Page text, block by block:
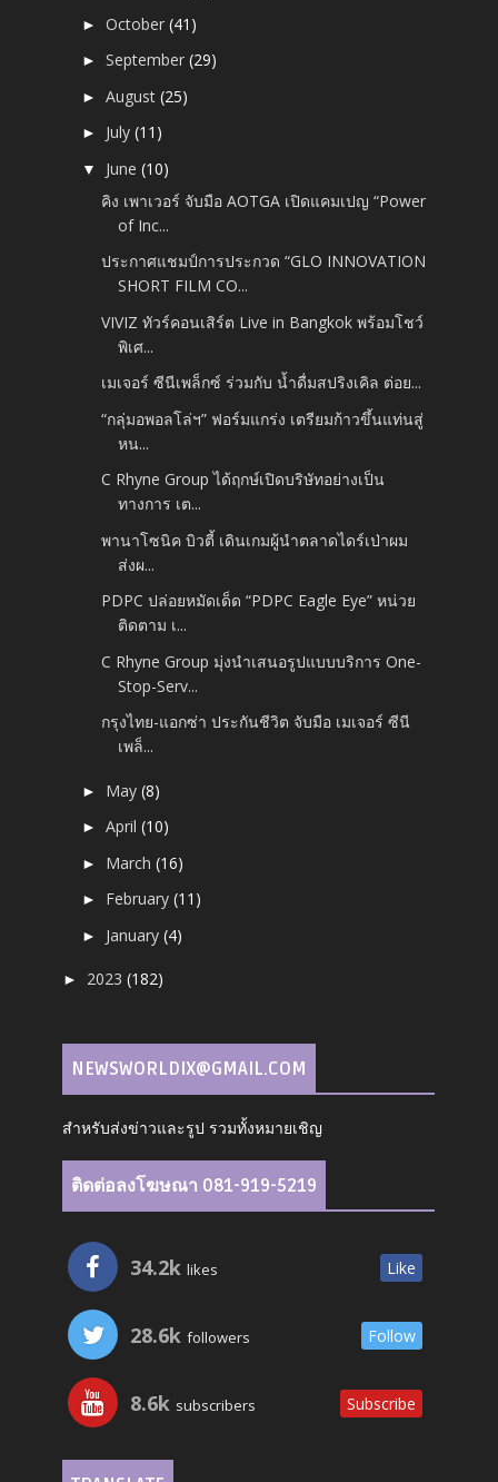
►October(41)
►September(29)
►August(25)
► July(11)
▼ June(10)
คิง เพาเวอร์ จับมือ AOTGA เปิดแคมเปญ “Power
of Inc...
ประกาศแชมป์การประกวด “GLO INNOVATION
SHORT FILM CO...
VIVIZ ทัวร์คอนเสิร์ต Live in Bangkok พร้อมโชว์
พิเศ...
เมเจอร์ ซีนีเพล็กซ์ ร่วมกับ น้ำดื่มสปริงเคิล ต่อย...
“กลุ่มอพอลโล่ฯ” ฟอร์มแกร่ง เตรียมก้าวขึ้นแท่นสู่
หน...
C Rhyne Group ได้ฤกษ์เปิดบริษัทอย่างเป็น
ทางการ เต...
พานาโซนิค บิวตี้ เดินเกมผู้นำตลาดไดร์เป่าผม
ส่งผ...
PDPC ปล่อยหมัดเด็ด “PDPC Eagle Eye” หน่วย
ติดตาม เ...
C Rhyne Group มุ่งนำเสนอรูปแบบบริการ One-
Stop-Serv...
กรุงไทย-แอกซ่า ประกันชีวิต จับมือ เมเจอร์ ซีนี
เพล็...
► May(8)
►April(10)
► March(16)
► February(11)
► January(4)
► 2023(182)
NEWSWORLDIX@GMAIL.COM
สำหรับส่งข่าวและรูป รวมทั้งหมายเชิญ
ติดต่อลงโฆษณา 081-919-5219
34.2k likes Like
28.6k followers Follow
8.6k subscribers Subscribe